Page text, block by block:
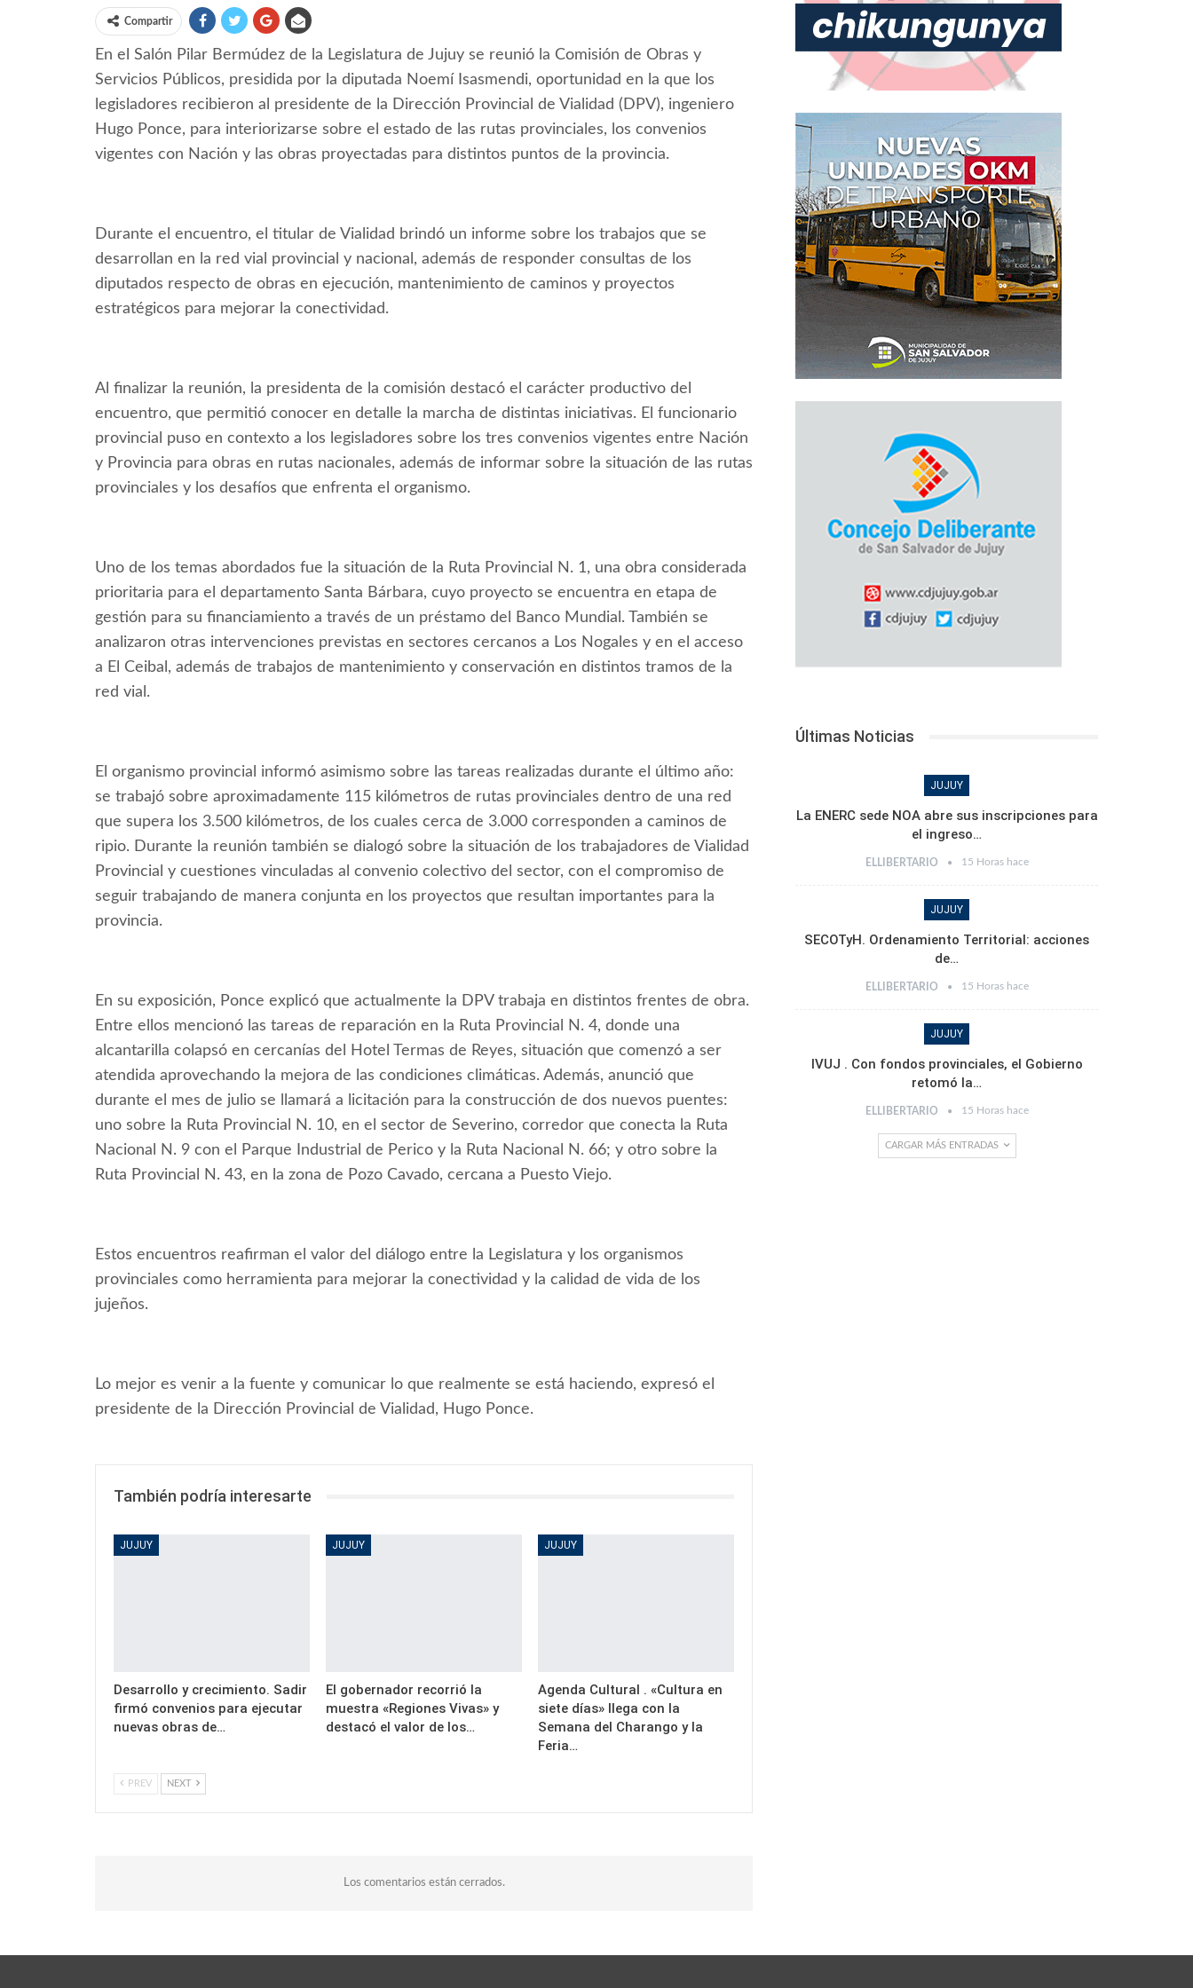
Compartir
En el Salón Pilar Bermúdez de la Legislatura de Jujuy se reunió la Comisión de Obras y
Servicios Públicos, presidida por la diputada Noemí Isasmendi, oportunidad en la que los
legisladores recibieron al presidente de la Dirección Provincial de Vialidad (DPV), ingeniero
Hugo Ponce, para interiorizarse sobre el estado de las rutas provinciales, los convenios
vigentes con Nación y las obras proyectadas para distintos puntos de la provincia.
Durante el encuentro, el titular de Vialidad brindó un informe sobre los trabajos que se
desarrollan en la red vial provincial y nacional, además de responder consultas de los
diputados respecto de obras en ejecución, mantenimiento de caminos y proyectos
estratégicos para mejorar la conectividad.
Al finalizar la reunión, la presidenta de la comisión destacó el carácter productivo del
encuentro, que permitió conocer en detalle la marcha de distintas iniciativas. El funcionario
provincial puso en contexto a los legisladores sobre los tres convenios vigentes entre Nación
y Provincia para obras en rutas nacionales, además de informar sobre la situación de las rutas
provinciales y los desafíos que enfrenta el organismo.
Uno de los temas abordados fue la situación de la Ruta Provincial N. 1, una obra considerada
prioritaria para el departamento Santa Bárbara, cuyo proyecto se encuentra en etapa de
gestión para su financiamiento a través de un préstamo del Banco Mundial. También se
analizaron otras intervenciones previstas en sectores cercanos a Los Nogales y en el acceso
a El Ceibal, además de trabajos de mantenimiento y conservación en distintos tramos de la
red vial.
El organismo provincial informó asimismo sobre las tareas realizadas durante el último año:
se trabajó sobre aproximadamente 115 kilómetros de rutas provinciales dentro de una red
que supera los 3.500 kilómetros, de los cuales cerca de 3.000 corresponden a caminos de
ripio. Durante la reunión también se dialogó sobre la situación de los trabajadores de Vialidad
Provincial y cuestiones vinculadas al convenio colectivo del sector, con el compromiso de
seguir trabajando de manera conjunta en los proyectos que resultan importantes para la
provincia.
En su exposición, Ponce explicó que actualmente la DPV trabaja en distintos frentes de obra.
Entre ellos mencionó las tareas de reparación en la Ruta Provincial N. 4, donde una
alcantarilla colapsó en cercanías del Hotel Termas de Reyes, situación que comenzó a ser
atendida aprovechando la mejora de las condiciones climáticas. Además, anunció que
durante el mes de julio se llamará a licitación para la construcción de dos nuevos puentes:
uno sobre la Ruta Provincial N. 10, en el sector de Severino, corredor que conecta la Ruta
Nacional N. 9 con el Parque Industrial de Perico y la Ruta Nacional N. 66; y otro sobre la
Ruta Provincial N. 43, en la zona de Pozo Cavado, cercana a Puesto Viejo.
Estos encuentros reafirman el valor del diálogo entre la Legislatura y los organismos
provinciales como herramienta para mejorar la conectividad y la calidad de vida de los
jujeños.
Lo mejor es venir a la fuente y comunicar lo que realmente se está haciendo, expresó el
presidente de la Dirección Provincial de Vialidad, Hugo Ponce.
También podría interesarte
JUJUY
Desarrollo y crecimiento. Sadir
firmó convenios para ejecutar
nuevas obras de…
JUJUY
El gobernador recorrió la
muestra «Regiones Vivas» y
destacó el valor de los…
JUJUY
Agenda Cultural . «Cultura en
siete días» llega con la
Semana del Charango y la
Feria…
PREV NEXT
Los comentarios están cerrados.
Últimas Noticias
JUJUY
La ENERC sede NOA abre sus inscripciones para
el ingreso…
ELLIBERTARIO 15 Horas hace
JUJUY
SECOTyH. Ordenamiento Territorial: acciones
de…
ELLIBERTARIO 15 Horas hace
JUJUY
IVUJ . Con fondos provinciales, el Gobierno
retomó la…
ELLIBERTARIO 15 Horas hace
CARGAR MÁS ENTRADAS